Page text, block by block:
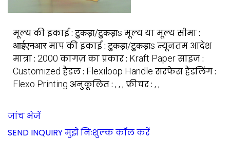
मूल्य की इकाई :टुकड़ा/टुकड़ाs मूल्य या मूल्य सीमा :
आईएनआरमाप की इकाई :टुकड़ा/टुकड़ाs न्यूनतम आदेश
मात्रा : 2000 कागज़ का प्रकार : Kraft Paperसाइज :
Customized हैंडल : Flexiloop Handle सरफेस हैंडलिंग :
Flexo Printing अनुकूलित : , , , फ़ीचर : , ,
जांच भेजें
SEND INQUIRYमुझे निःशुल्क कॉल करें